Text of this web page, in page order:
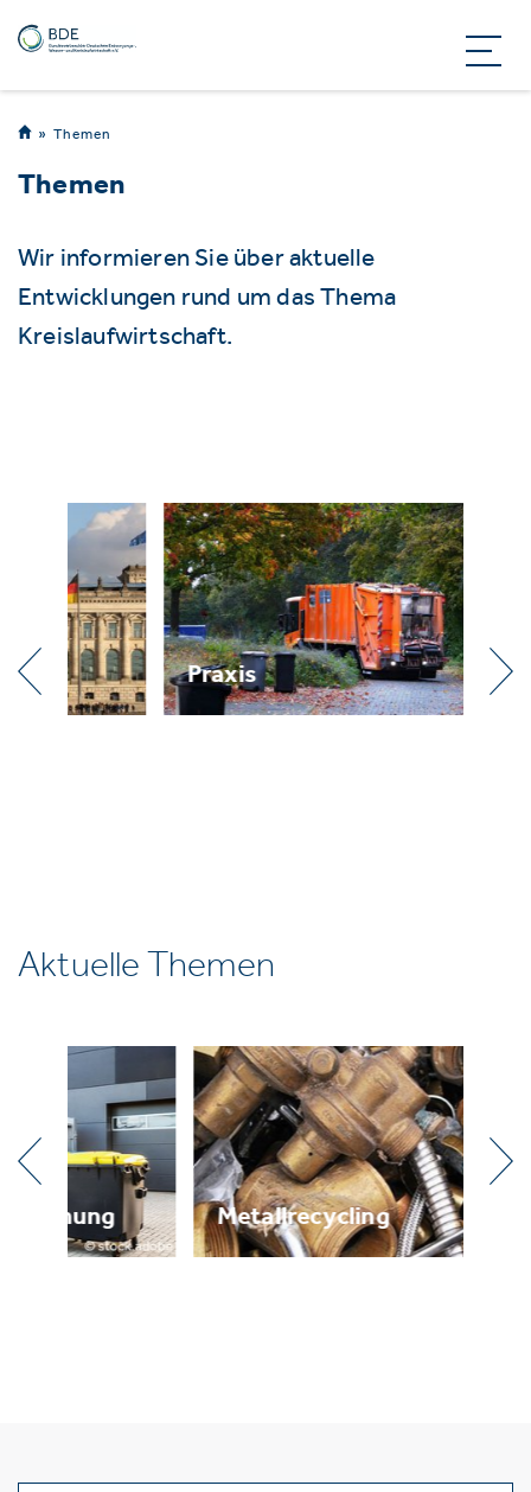
Themen
Themen
Wir informieren Sie über aktuelle
Entwicklungen rund um das Thema
Kreislaufwirtschaft.
Praxis
Aktuelle Themen
Metallrecycling